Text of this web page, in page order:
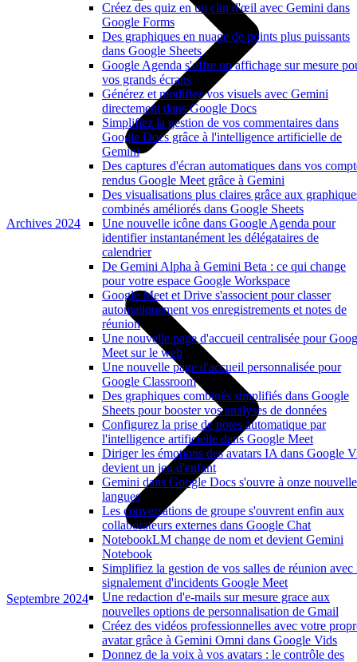
Créez des quiz en un clin d'œil avec Gemini dans
Google Forms
Des graphiques en nuage de points plus puissants
dans Google Sheets
Google Agenda s'offre un affichage sur mesure
vos grands écrans
Générez et modifiez vos visuels avec Gemini
directement dans Google Docs
Simplifiez la gestion de vos commentaires dans
Google Docs grâce à l'intelligence artificielle de
Gemini
Des captures d'écran automatiques dans vos
rendus Google Meet grâce à Gemini
Des visualisations plus claires grâce aux
combinés améliorés dans Google Sheets
Une nouvelle icône dans Google Agenda pour
identifier instantanément les délégataires de
calendrier
De Gemini Alpha à Gemini Beta : ce qui change
pour votre espace Google Workspace
Google Meet et Drive s'associent pour classer
automatiquement vos enregistrements et notes de
réunion
Une nouvelle page d'accueil centralisée pour
Meet sur le web
Une nouvelle page d'accueil personnalisée pour
Google Classroom
Des graphiques combinés simplifiés dans Google
Sheets pour booster vos analyses de données
Configurez la prise de notes automatique par
l'intelligence artificielle dans Google Meet
Diriger les émotions des avatars IA dans Google
devient un jeu d'enfant
Gemini dans Google Docs s'ouvre à onze
langues
Les conversations de groupe s'ouvrent enfin aux
collaborateurs externes dans Google Chat
NotebookLM change de nom et devient Gemini
Notebook
Simplifiez la gestion de vos salles de réunion avec
signalement d'incidents Google Meet
Une redaction d'e-mails sur mesure grace aux
nouvelles options de personnalisation de Gmail
Créez des vidéos professionnelles avec votre
avatar grâce à Gemini Omni dans Google Vids
Donnez de la voix à vos avatars : le contrôle des
Archives 2024
Septembre 2024